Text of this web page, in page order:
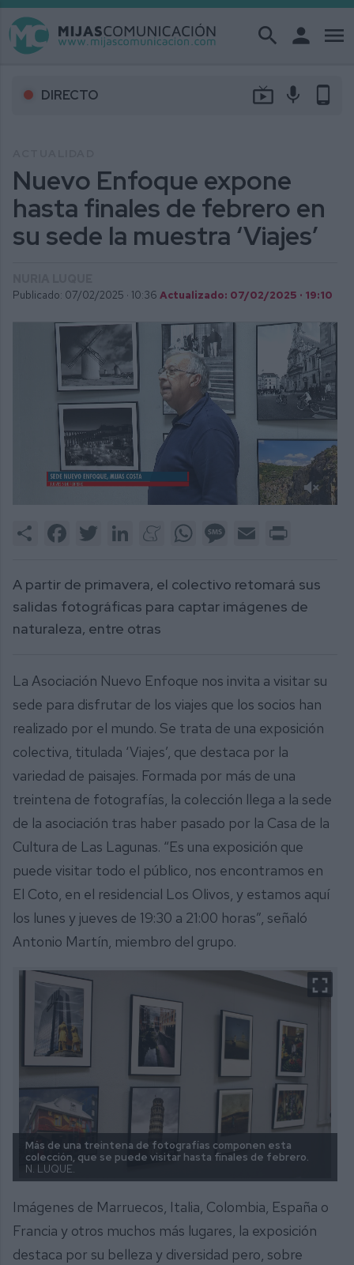
search person menu
DIRECTO live_tv mic phone_android
Nuevo Enfoque expone
hasta finales de febrero en
su sede la muestra ‘Viajes’
Publicado: 07/02/2025 · 10:36 Actualizado: 07/02/2025 · 19:10
2
Share FacebookTwitter LinkedInMeneameWhatsAppMessage
Email
A partir de primavera, el colectivo retomará sus
salidas fotográficas para captar imágenes de
naturaleza, entre otras
La Asociación Nuevo Enfoque nos invita a visitar su
sede para disfrutar de los viajes que los socios han
realizado por el mundo. Se trata de una exposición
colectiva, titulada ‘Viajes’, que destaca por la
variedad de paisajes. Formada por más de una
treintena de fotografías, la colección llega a la sede
de la asociación tras haber pasado por la Casa de la
Cultura de Las Lagunas. “Es una exposición que
puede visitar todo el público, nos encontramos en
El Coto, en el residencial Los Olivos, y estamos aquí
los lunes y jueves de 19:30 a 21:00 horas”, señaló
Antonio Martín, miembro del grupo.
Más de una treintena de fotografías componen esta
colección, que se puede visitar hasta finales de febrero.
N. LUQUE.
Imágenes de Marruecos, Italia, Colombia, España o
Francia y otros muchos más lugares, la exposición
destaca por su belleza y diversidad pero, sobre